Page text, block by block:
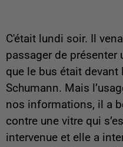
C'était lundi soir. Il
passager de présenter
que le bus était devant
Schumann. Mais
nos informations, il a
contre une vitre qui
intervenue et elle a